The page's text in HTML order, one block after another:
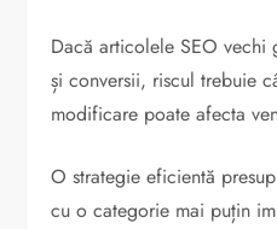
Dacă articolele SEO vechi
și conversii, riscul trebuie
modificare poate afecta
O strategie eficientă
cu o categorie mai puțin